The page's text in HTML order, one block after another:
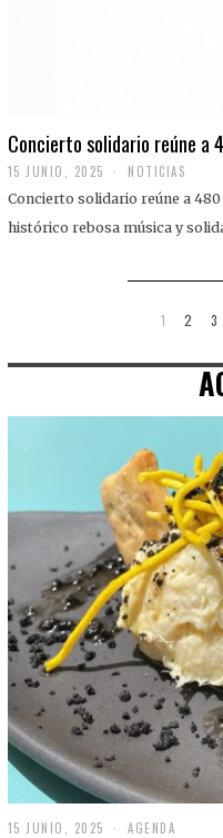
Concierto solidario reúne a
15 JUNIO, 2025 NOTICIAS
Concierto solidario reúne a
histórico rebosa música y
1 2 3
15 JUNIO, 2025 AGENDA